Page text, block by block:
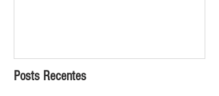
Posts Recentes